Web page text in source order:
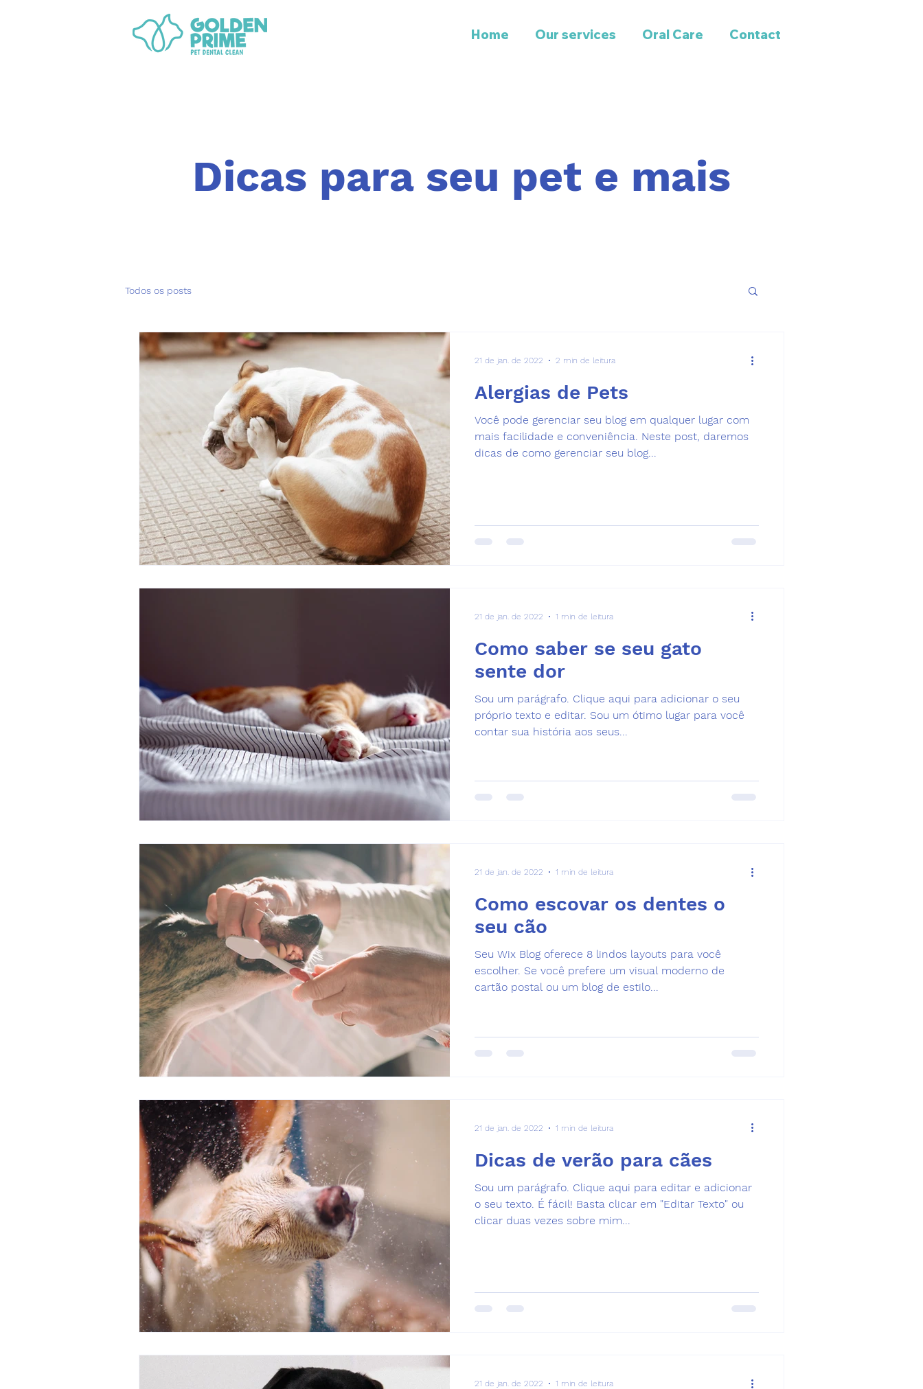
Home Our services Oral Care Contact
Dicas para seu pet e mais
Todos os posts
Alergias de Pets
Você pode gerenciar seu blog em qualquer lugar com
mais facilidade e conveniência. Neste post, daremos
dicas de como gerenciar seu blog...
21 de jan. de 2022 2 min de leitura
Como saber se seu gato
sente dor
Sou um parágrafo. Clique aqui para adicionar o seu
próprio texto e editar. Sou um ótimo lugar para você
contar sua história aos seus...
21 de jan. de 2022 1 min de leitura
Como escovar os dentes o
seu cão
Seu Wix Blog oferece 8 lindos layouts para você
escolher. Se você prefere um visual moderno de
cartão postal ou um blog de estilo...
21 de jan. de 2022 1 min de leitura
Dicas de verão para cães
Sou um parágrafo. Clique aqui para editar e adicionar
o seu texto. É fácil! Basta clicar em "Editar Texto" ou
clicar duas vezes sobre mim...
21 de jan. de 2022 1 min de leitura
21 de jan. de 2022 1 min de leitura